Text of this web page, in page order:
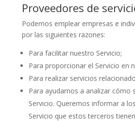
Proveedores de
Podemos emplear empresas e
por las siguientes razones:
Para facilitar nuestro Servicio;
Para proporcionar el Servicio en
Para realizar servicios
Para ayudarnos a analizar cómo
Servicio. Queremos informar a
Servicio que estos terceros